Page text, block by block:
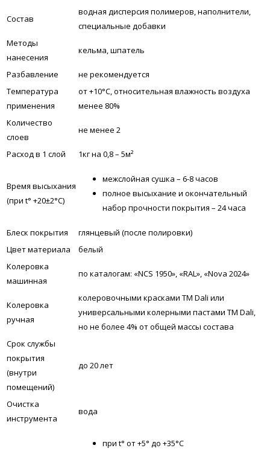
Состав
водная дисперсия полимеров, наполнители,
специальные добавки
Методы
нанесения
кельма, шпатель
Разбавление
не рекомендуется
Температура
применения
от +10°С, относительная влажность воздуха
менее 80%
Количество
слоев
не менее 2
Расход в 1 слой 1кг на 0,8 – 5м²
Время высыхания
(при t° +20±2°C)
межслойная сушка – 6-8 часов
полное высыхание и окончательный
набор прочности покрытия – 24 часа
Блеск покрытия
глянцевый (после полировки)
Цвет материала
белый
Колеровка
машинная
по каталогам: «NCS 1950», «RAL», «Nova 2024»
Колеровка
ручная
колеровочными красками ТМ Dali или
универсальными колерными пастами ТМ Dali,
но не более 4% от общей массы состава
Срок службы
покрытия
(внутри
помещений)
до 20 лет
Очистка
инструмента
вода
при t° от +5° до +35°С